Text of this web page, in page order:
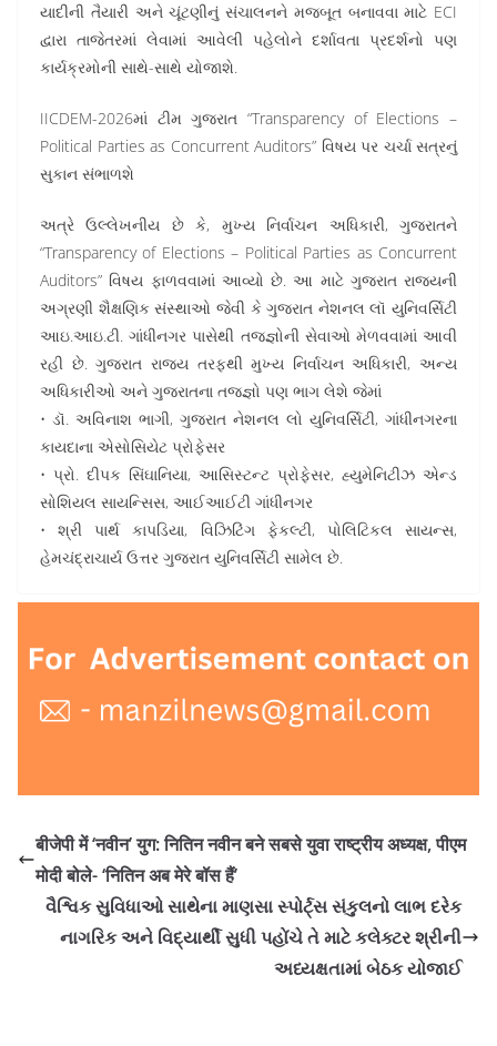
યાદીની તૈયારી અને ચૂંટણીનું સંચાલનને મજબૂત બનાવવા માટે ECI
દ્વારા તાજેતરમાં લેવામાં આવેલી પહેલોને દર્શાવતા પ્રદર્શનો પણ
કાર્યક્રમોની સાથે-સાથે યોજાશે.
IICDEM-2026માં ટીમ ગુજરાત “Transparency of Elections –
Political Parties as Concurrent Auditors” વિષય પર ચર્ચા સત્રનું
સુકાન સંભાળશે
અત્રે ઉલ્લેખનીય છે કે, મુખ્ય નિર્વાચન અધિકારી, ગુજરાતને
“Transparency of Elections – Political Parties as Concurrent
Auditors” વિષય ફાળવવામાં આવ્યો છે. આ માટે ગુજરાત રાજ્યની
અગ્રણી શૈક્ષણિક સંસ્થાઓ જેવી કે ગુજરાત નેશનલ લૉ યુનિવર્સિટી
આઇ.આઇ.ટી. ગાંધીનગર પાસેથી તજજ્ઞોની સેવાઓ મેળવવામાં આવી
રહી છે. ગુજરાત રાજ્ય તરફથી મુખ્ય નિર્વાચન અધિકારી, અન્ય
અધિકારીઓ અને ગુજરાતના તજજ્ઞો પણ ભાગ લેશે જેમાં
• ડૉ. અવિનાશ ભાગી, ગુજરાત નેશનલ લો યુનિવર્સિટી, ગાંધીનગરના
કાયદાના એસોસિયેટ પ્રોફેસર
• પ્રો. દીપક સિંઘાનિયા, આસિસ્ટન્ટ પ્રોફેસર, હ્યુમેનિટીઝ એન્ડ
સોશિયલ સાયન્સિસ, આઈઆઈટી ગાંધીનગર
• શ્રી પાર્થ કાપડિયા, વિઝિટિંગ ફેકલ્ટી, પોલિટિકલ સાયન્સ,
હેમચંદ્રાચાર્ય ઉત્તર ગુજરાત યુનિવર્સિટી સામેલ છે.
बीजेपी में ‘नवीन’ युग: नितिन नवीन बने सबसे युवा राष्ट्रीय अध्यक्ष, पीएम
मोदी बोले- ‘नितिन अब मेरे बॉस हैं’
વૈશ્વિક સુવિધાઓ સાથેના માણસા સ્પોર્ટ્સ સંકુલનો લાભ દરેક
નાગરિક અને વિદ્યાર્થી સુધી પહોંચે તે માટે કલેક્ટર શ્રીની
અધ્યક્ષતામાં બેઠક યોજાઈ